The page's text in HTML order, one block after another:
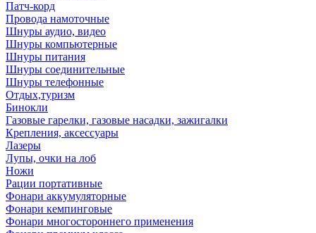
Патч-корд
Провода намоточные
Шнуры аудио, видео
Шнуры компьютерные
Шнуры питания
Шнуры соединительные
Шнуры телефонные
Отдых,туризм
Бинокли
Газовые гарелки, газовые насадки, зажигалки
Крепления, аксессуары
Лазеры
Лупы, очки на лоб
Ножи
Рации портативные
Фонари аккумуляторные
Фонари кемпинговые
Фонари многостороннего применения